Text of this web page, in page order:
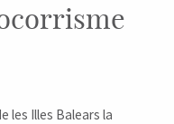
les Illes Balears la